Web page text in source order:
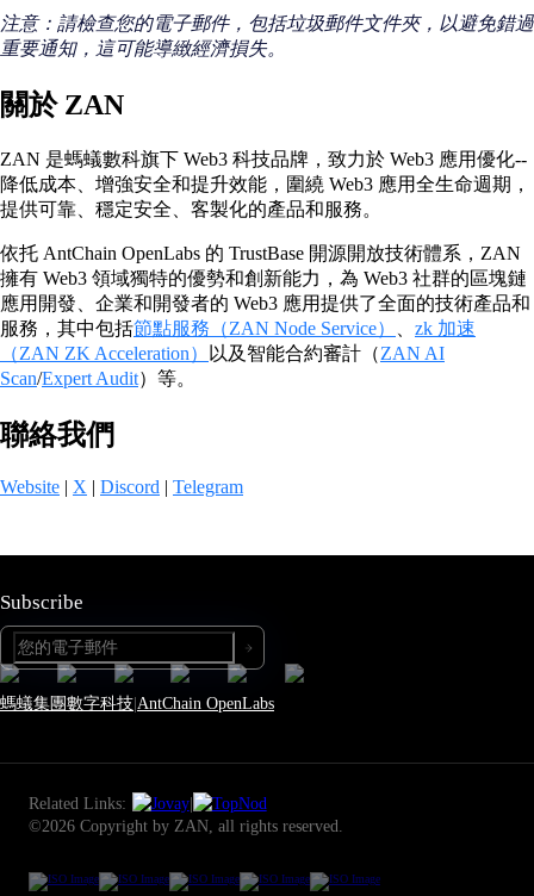
注意：請檢查您的電子郵件，包括垃圾郵件文件夾，以避免錯過
重要通知，這可能導緻經濟損失。
關於 ZAN
ZAN 是螞蟻數科旗下 Web3 科技品牌，致力於 Web3 應用優化--
降低成本、增強安全和提升效能，圍繞 Web3 應用全生命週期，
提供可靠、穩定安全、客製化的產品和服務。
依托 AntChain OpenLabs 的 TrustBase 開源開放技術體系，ZAN
擁有 Web3 領域獨特的優勢和創新能力，為 Web3 社群的區塊鏈
應用開發、企業和開發者的 Web3 應用提供了全面的技術產品和
服務，其中包括節點服務（ZAN Node Service）
zk 加速
（ZAN ZK Acceleration）
以及智能合約審計（ZAN AI
Scan/Expert Audit）等。
聯絡我們
Website X Discord Telegram
Subscribe
螞蟻集團數字科技|AntChain OpenLabs
Related Links:
|
©2026 Copyright by ZAN, all rights reserved.